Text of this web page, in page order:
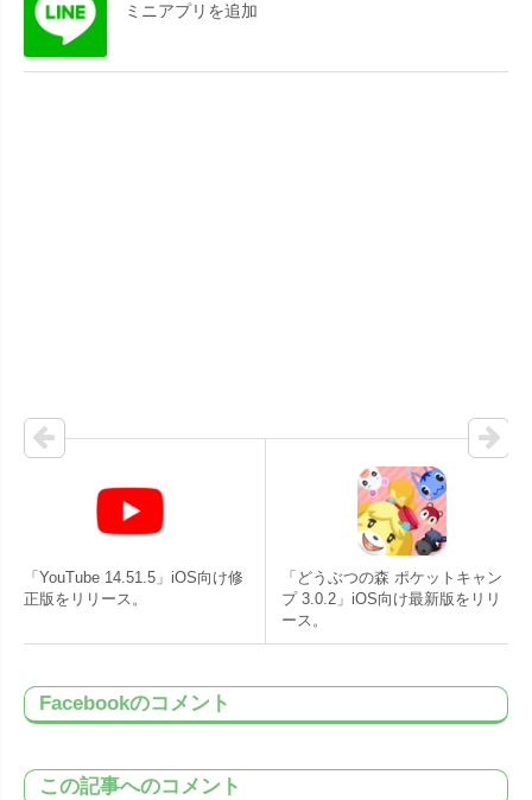
ミニアプリを追加
「YouTube 14.51.5」iOS向け修
正版をリリース。
「どうぶつの森 ポケットキャン
プ 3.0.2」iOS向け最新版をリリ
ース。
Facebookのコメント
この記事へのコメント